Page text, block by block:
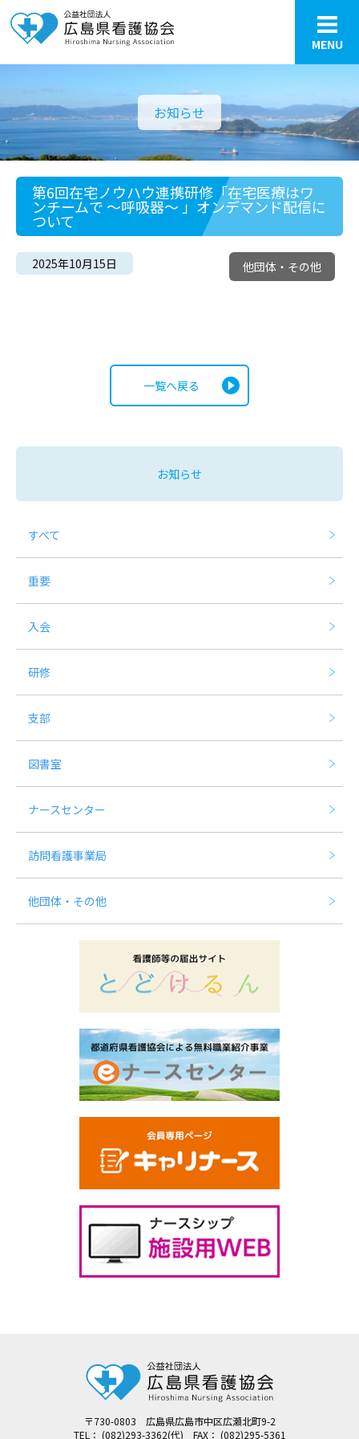
MENU
お知らせ
第6回在宅ノウハウ連携研修「在宅医療はワ
ンチームで ～呼吸器～ 」オンデマンド配信に
ついて
2025年10月15日 他団体・その他
一覧へ戻る
お知らせ
すべて
重要
入会
研修
支部
図書室
ナースセンター
訪問看護事業局
他団体・その他
〒730-0803 広島県広島市中区広瀬北町9-2
TEL： (082)293-3362(代) FAX： (082)295-5361